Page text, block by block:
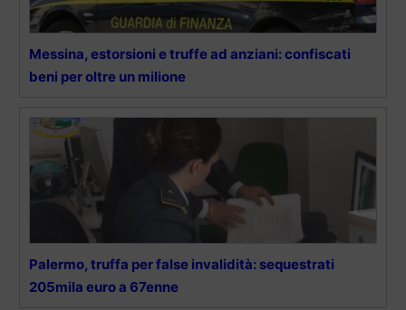
Messina, estorsioni e truffe ad anziani: confiscati
beni per oltre un milione
Palermo, truffa per false invalidità: sequestrati
205mila euro a 67enne